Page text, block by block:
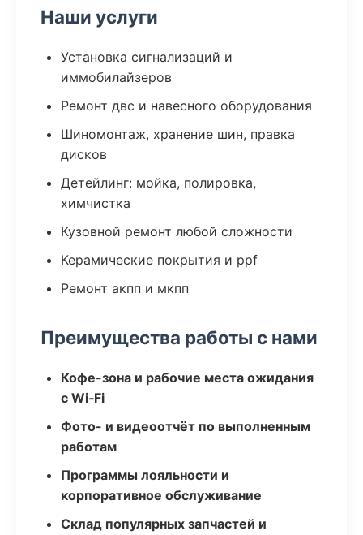
Наши услуги
Установка сигнализаций и
иммобилайзеров
Ремонт двс и навесного оборудования
Шиномонтаж, хранение шин, правка
дисков
Детейлинг: мойка, полировка,
химчистка
Кузовной ремонт любой сложности
Керамические покрытия и ppf
Ремонт акпп и мкпп
Преимущества работы с нами
Кофе-зона и рабочие места ожидания
с Wi‑Fi
Фото- и видеоотчёт по выполненным
работам
Программы лояльности и
корпоративное обслуживание
Склад популярных запчастей и